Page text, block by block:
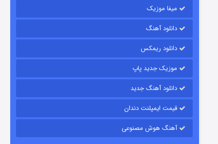
قسمت
میفا موزیک
دانلود آهنگ
دانلود ریمکس
موزیک جدید پاپ
دانلود آهنگ جدید
قیمت ایمپلنت دندان
آهنگ هوش مصنوعی